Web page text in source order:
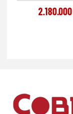
2.180.000